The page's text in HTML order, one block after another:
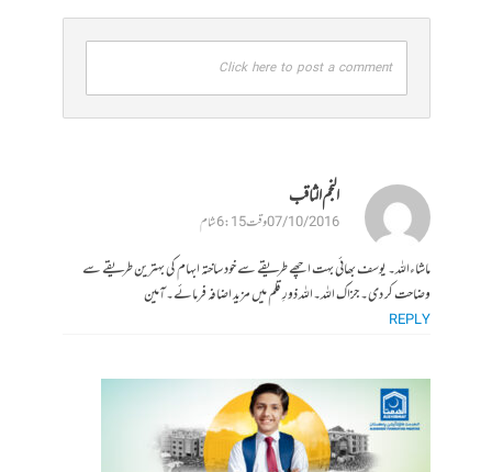
Click here to post a comment
النجم الثاقب
07/10/2016 وقت 6:15 شام
ماشاءاللہ۔ یوسف بھائی بہت اچھے طریقے سے خود ساختہ ابہام کی بہترین طریقے سے
وضاحت کر دی۔ جزاک اللہ۔اللہ ذورِ قلم میں مزید اضافہ فرمائے۔آمین
REPLY